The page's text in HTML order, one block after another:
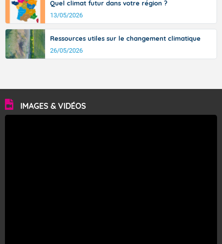
Quel climat futur dans votre région ?
13/05/2026
Ressources utiles sur le changement climatique
26/05/2026
IMAGES & VIDÉOS